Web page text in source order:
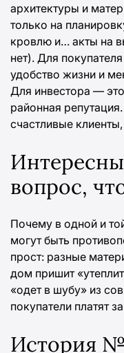
архитектуры и
только на
кровлю и… акты на
нет). Для
удобство жизни и
Для инвестора —
районная
счастливые
вопрос,
Почему в одной и
могут быть
прост: разные
дом пришит
«одет в шубу» из
покупатели платят
История